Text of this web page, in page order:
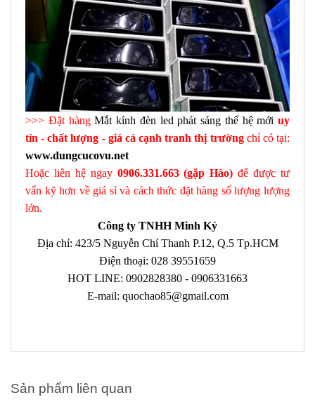
>>> Đặt hàngMắt kính đèn led phát sáng thế hệ mới uy
tín - chất lượng - giá cả cạnh tranh thị trườngchỉ có tại:
www.dungcucovu.net
Hoặc liên hệ ngay 0906.331.663 (gặp Hào) để được tư
vấn kỹ hơn về giá sỉ và cách thức đặt hàng số lượng lượng
lớn.
Công ty TNHH Minh Ký
Địa chỉ: 423/5 Nguyễn Chí Thanh P.12, Q.5 Tp.HCM
Điện thoại: 028 39551659
HOT LINE: 0902828380 - 0906331663
E-mail: quochao85@gmail.com
Sản phẩm liên quan